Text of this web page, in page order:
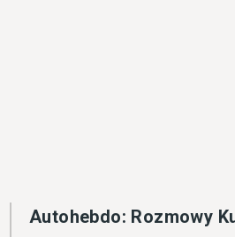
Autohebdo: Rozmowy